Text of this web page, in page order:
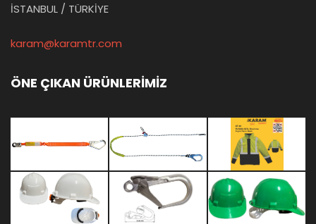
İSTANBUL / TÜRKİYE
karam@karamtr.com
ÖNE ÇIKAN ÜRÜNLERİMİZ